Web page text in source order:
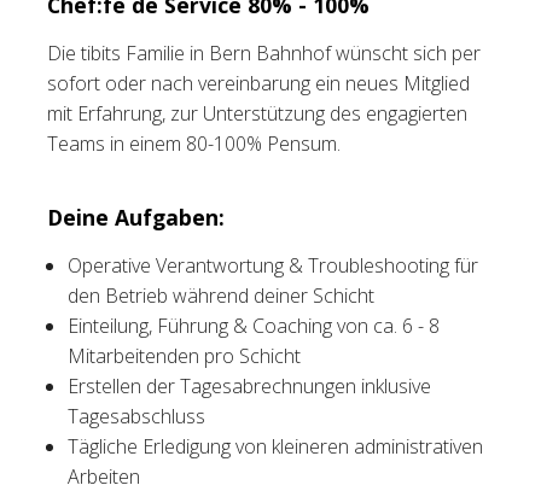
Tischreservation
Login
Schweiz (DE)
Die tibits Familie in Bern Bahnhof wünscht sich per
sofort oder nach vereinbarung ein neues Mitglied
mit Erfahrung, zur Unterstützung des engagierten
Teams in einem 80-100% Pensum.
Deine Aufgaben:
Operative Verantwortung & Troubleshooting für
den Betrieb während deiner Schicht
Einteilung, Führung & Coaching von ca. 6 - 8
Mitarbeitenden pro Schicht
Erstellen der Tagesabrechnungen inklusive
Tagesabschluss
Tägliche Erledigung von kleineren administrativen
Arbeiten